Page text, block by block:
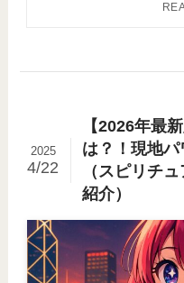
【2026年最
は？！現地
（スピリチ
紹介）
2025
4/22